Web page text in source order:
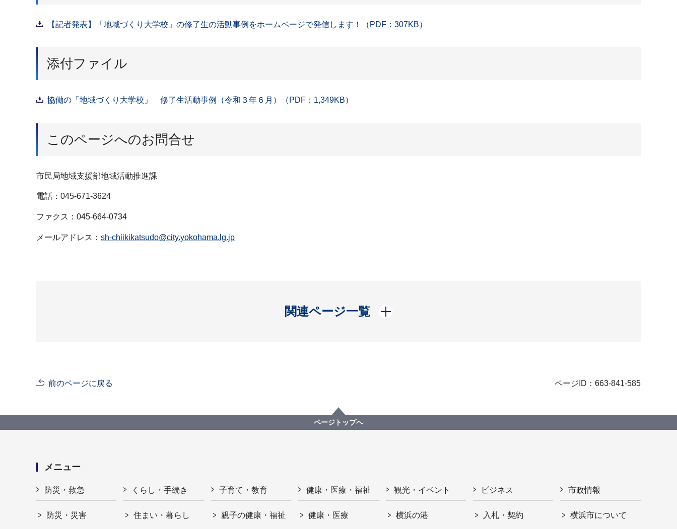
【記者発表】「地域づくり大学校」の修了生の活動事例をホームページで発信します！（PDF：307KB）
添付ファイル
協働の「地域づくり大学校」 修了生活動事例（令和３年６月）（PDF：1,349KB）
このページへのお問合せ
市民局地域支援部地域活動推進課
電話：045-671-3624
ファクス：045-664-0734
メールアドレス： sh-chiikikatsudo@city.yokohama.lg.jp
関連ページ一覧
開く
前のページに戻る ページID：663-841-585
ページトップへ
メニュー
防災・救急
防災・災害
くらし・手続き
住まい・暮らし
子育て・教育
親子の健康・福祉
健康・医療・福祉
健康・医療
観光・イベント
横浜の港
ビジネス
入札・契約
市政情報
横浜市について